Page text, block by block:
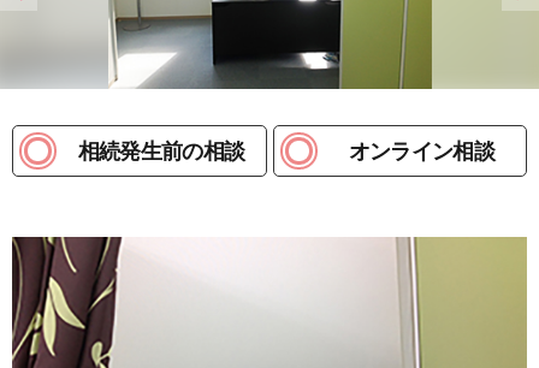
相続発生前の相談 オンライン相談